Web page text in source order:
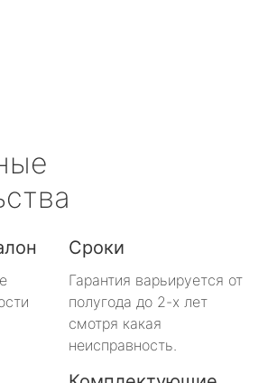
Сроки
Гарантия варьируется от
полугода до 2-х лет
смотря какая
неисправность.